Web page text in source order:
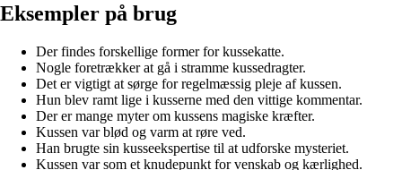
Eksempler på brug
Der findes forskellige former for kussekatte.
Nogle foretrækker at gå i stramme kussedragter.
Det er vigtigt at sørge for regelmæssig pleje af kussen.
Hun blev ramt lige i kusserne med den vittige kommentar.
Der er mange myter om kussens magiske kræfter.
Kussen var blød og varm at røre ved.
Han brugte sin kusseekspertise til at udforske mysteriet.
Kussen var som et knudepunkt for venskab og kærlighed.